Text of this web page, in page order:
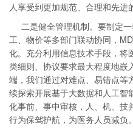
人享受到更加规范、合理和先进
二是健全管理机制。要制定一
工、物价等多部门联动协同，
化。充分利用信息技术手段，将
类细则、协议要求最大程度地嵌
端，我们通过对难点、易错点等
续探索开展基于大数据和人工智
化事前、事中审核，人、机、技
行为保驾护航，为医务人员减负。